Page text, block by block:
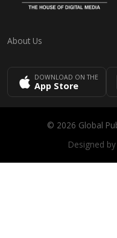
About Us
DOWNLOAD ON THE
App Store
© 2026 Global
Designed